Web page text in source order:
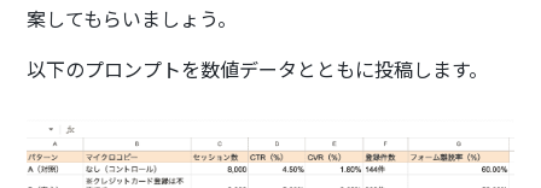
案してもらいましょう。
以下のプロンプトを数値データとともに投稿します。